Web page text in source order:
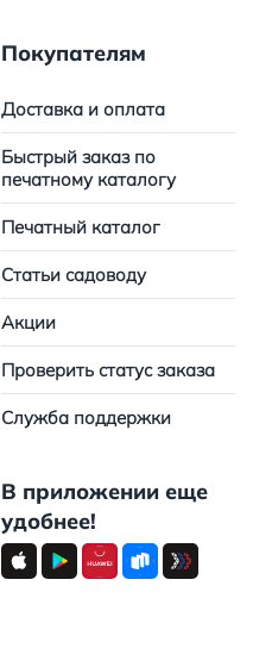
Покупателям
Доставка и оплата
Быстрый заказ по
печатному каталогу
Печатный каталог
Статьи садоводу
Акции
Проверить статус заказа
Служба поддержки
В приложении еще
удобнее!